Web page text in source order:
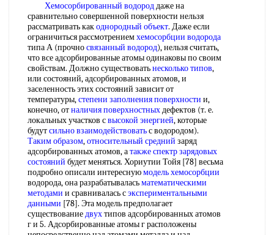
Хемосорбированный водороддаже на
сравнительно совершенной поверхности нельзя
рассматривать какоднородный объект. Даже если
ограничиться рассмотрениемхемосорбции водорода
типа А (прочносвязанный водород), нельзя считать,
что все адсорбированные атомы одинаковы по своим
свойствам. Должно существоватьнесколько типов,
или состояний, адсорбированных атомов, и
заселенность этих состояний зависит от
температуры,степени заполнения поверхности и,
конечно, отналичия поверхностныхдефектов (т. е.
локальных участков свысокой энергией, которые
будутсильно взаимодействоватьс водородом).
Таким образом,относительный средний заряд
адсорбированных атомов, атакже спектрзарядовых
состояний будет меняться. Хориутии Тойя [78] весьма
подробно описали интереснуюмодель хемосорбции
водорода, она разрабатываласьматематическими
методами и сравнивалась сэкспериментальными
данными [78]. Эта модель предполагает
существованиедвухтипов адсорбированных атомов
г и 5. Адсорбированные атомы г расположены